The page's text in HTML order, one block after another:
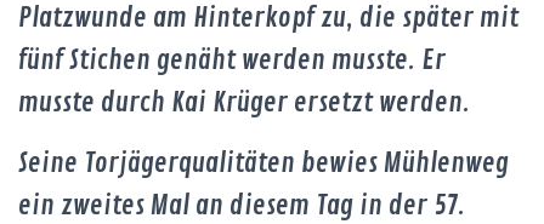
Platzwunde am Hinterkopf zu, die später mit
fünf Stichen genäht werden musste. Er
musste durch Kai Krüger ersetzt werden.
Seine Torjägerqualitäten bewies Mühlenweg
ein zweites Mal an diesem Tag in der 57.